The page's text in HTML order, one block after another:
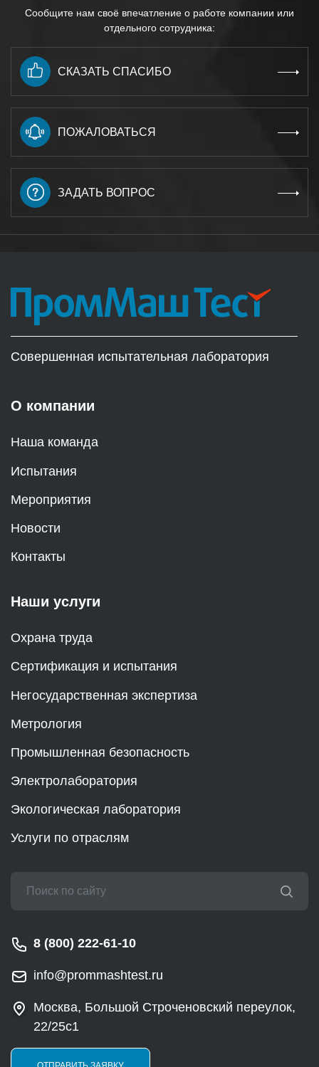
Сообщите нам своё впечатление о работе компании или
отдельного сотрудника:
СКАЗАТЬ СПАСИБО
ПОЖАЛОВАТЬСЯ
ЗАДАТЬ ВОПРОС
Совершенная испытательная лаборатория
О компании
Наша команда
Испытания
Мероприятия
Новости
Контакты
Наши услуги
Охрана труда
Сертификация и испытания
Негосударственная экспертиза
Метрология
Промышленная безопасность
Электролаборатория
Экологическая лаборатория
Услуги по отраслям
8 (800) 222-61-10
info@prommashtest.ru
Москва, Большой Строченовский переулок,
22/25с1